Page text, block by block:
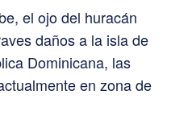
el ojo del huracán
daños a la isla de
Dominicana, las
en zona de